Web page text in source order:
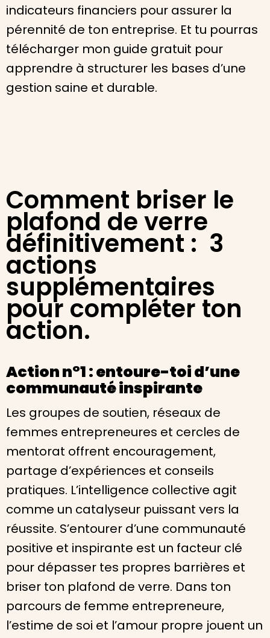
indicateurs financiers pour assurer la
pérennité de ton entreprise. Et tu pourras
télécharger mon guide gratuit pour
apprendre à structurer les bases d’une
gestion saine et durable.
Comment briser le
plafond de verre
définitivement : 3
actions
supplémentaires
pour compléter ton
action.
Action n°1 : entoure-toi d’une
communauté inspirante
Les groupes de soutien, réseaux de
femmes entrepreneures et cercles de
mentorat offrent encouragement,
partage d’expériences et conseils
pratiques. L’intelligence collective agit
comme un catalyseur puissant vers la
réussite. S’entourer d’une communauté
positive et inspirante est un facteur clé
pour dépasser tes propres barrières et
briser ton plafond de verre. Dans ton
parcours de femme entrepreneure,
l’estime de soi et l’amour propre jouent un